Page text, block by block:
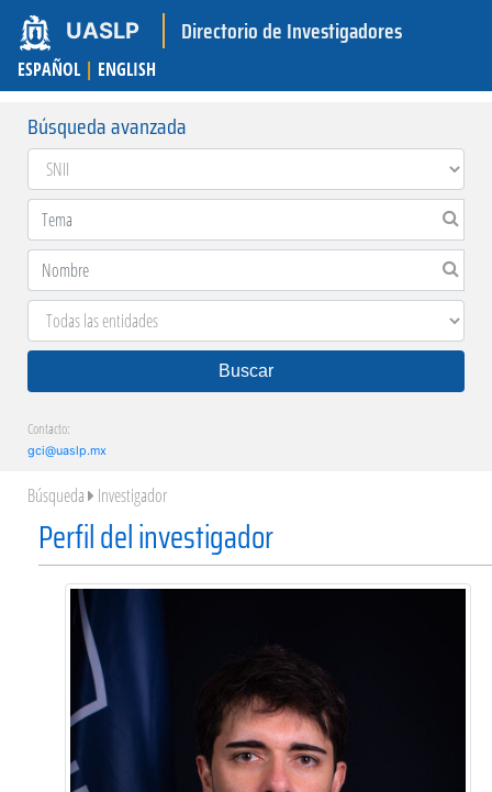
UASLP Directorio de Investigadores
ESPAÑOL | ENGLISH
Búsqueda avanzada
Buscar
Contacto:
gci@uaslp.mx
Búsqueda Investigador
Perfil del investigador